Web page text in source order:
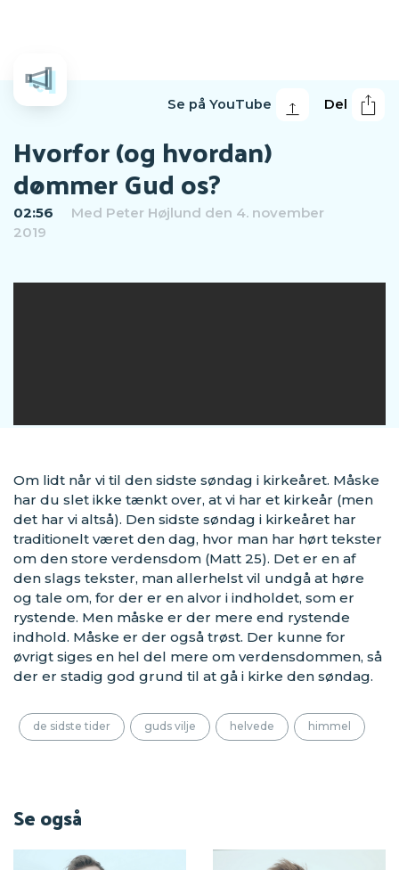
Del
Se på YouTube
Hvorfor (og hvordan)
dømmer Gud os?
02:56 Med Peter Højlund den 4. november
2019
Om lidt når vi til den sidste søndag i kirkeåret. Måske
har du slet ikke tænkt over, at vi har et kirkeår (men
det har vi altså). Den sidste søndag i kirkeåret har
traditionelt været den dag, hvor man har hørt tekster
om den store verdensdom (Matt 25). Det er en af
den slags tekster, man allerhelst vil undgå at høre
og tale om, for der er en alvor i indholdet, som er
rystende. Men måske er der mere end rystende
indhold. Måske er der også trøst. Der kunne for
øvrigt siges en hel del mere om verdensdommen, så
der er stadig god grund til at gå i kirke den søndag.
de sidste tider guds vilje helvede himmel
Se også